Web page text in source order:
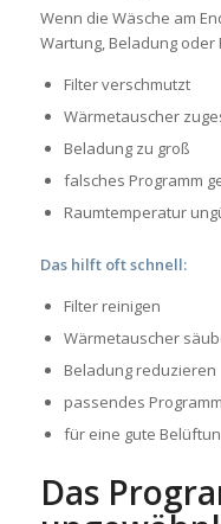
Wenn die Wäsche am
Wartung, Beladung oder
Filter verschmutzt
Wärmetauscher
Beladung zu groß
falsches Programm
Raumtemperatur
Das hilft oft schnell:
Filter reinigen
Wärmetauscher
Beladung reduzieren
passendes
für eine gute
Das